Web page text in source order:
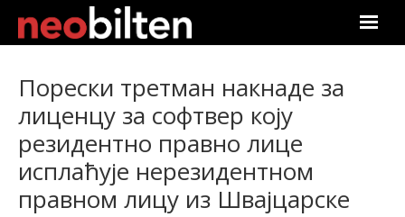
Претрага
Актуелно
Подаци
Порески третман накнаде за
лиценцу за софтвер коју
резидентно правно лице
исплаћује нерезидентном
правном лицу из Швајцарске